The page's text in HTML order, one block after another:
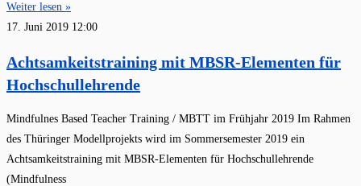
Weiter lesen »
17. Juni 2019 12:00
Achtsamkeitstraining mit MBSR‐Elementen für
Hochschullehrende
Mindfulnes Based Teacher Training / MBTT im Frühjahr 2019 Im Rahmen
des Thüringer Modellprojekts wird im Sommersemester 2019 ein
Achtsamkeitstraining mit MBSR‐Elementen für Hochschullehrende
(Mindfulness